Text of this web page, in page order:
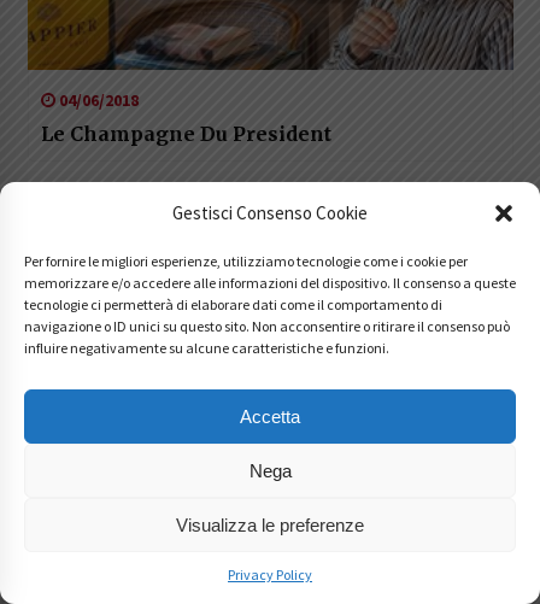
Gestisci Consenso Cookie
Per fornire le migliori esperienze, utilizziamo tecnologie come i cookie per
memorizzare e/o accedere alle informazioni del dispositivo. Il consenso a queste
tecnologie ci permetterà di elaborare dati come il comportamento di
navigazione o ID unici su questo sito. Non acconsentire o ritirare il consenso può
influire negativamente su alcune caratteristiche e funzioni.
Accetta
Nega
Visualizza le preferenze
Privacy Policy
04/06/2018
Le Champagne Du President
Go Wine – Moscato Wine Festival